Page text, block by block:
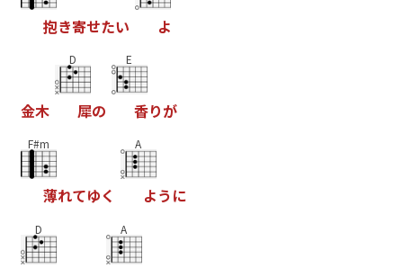
抱き寄せたい よ
金木
D
犀の
E
香りが
F#m
薄れてゆく
A
よう に
D A